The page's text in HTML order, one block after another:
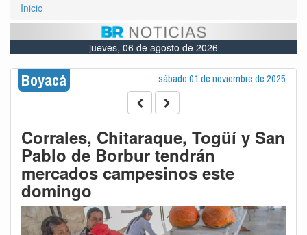
Inicio
jueves, 06 de agosto de 2026
Boyacá sábado 01 de noviembre de 2025
Corrales, Chitaraque, Togüí y San
Pablo de Borbur tendrán
mercados campesinos este
domingo